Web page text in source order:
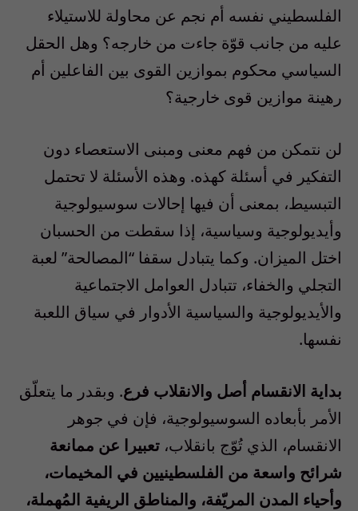
الفلسطيني نفسه أم نجم عن محاولة للاستيلاء
عليه من جانب قوّة جاءت من خارجه؟ وهل الحقل
السياسي محكوم بموازين القوى بين الفاعلين أم
رهينة موازين قوى خارجية؟
لن نتمكن من فهم معنى ومبنى الاستعصاء دون
التفكير في أسئلة كهذه. وهذه الأسئلة لا تحتمل
التبسيط، بمعنى أن فيها إحالات سوسيولوجية
وأيديولوجية وسياسية، إذا سقطت من الحسبان
اختل الميزان. وكما يتبادل سقفا “المصالحة” لعبة
التجلي والخفاء، تتبادل العوامل الاجتماعية
والأيديولوجية والسياسية الأدوار في سياق اللعبة
نفسها.
بداية الانقسام أصل والانقلاب فرع. وبقدر ما يتعلّق
الأمر بأبعاده السوسيولوجية، فإن في جوهر
الانقسام، الذي تُوّج بانقلاب، تعبيرا عن ممانعة
شرائح واسعة من الفلسطينيين في المخيمات،
وأحياء المدن المريّفة، والمناطق الريفية المُهملة،